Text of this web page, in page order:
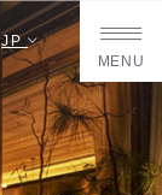
JP
MENU